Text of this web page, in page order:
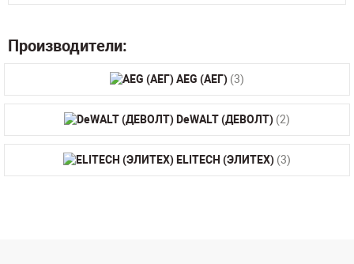
Производители:
AEG (АЕГ) (3)
DeWALT (ДЕВОЛТ) (2)
ELITECH (ЭЛИТЕХ) (3)